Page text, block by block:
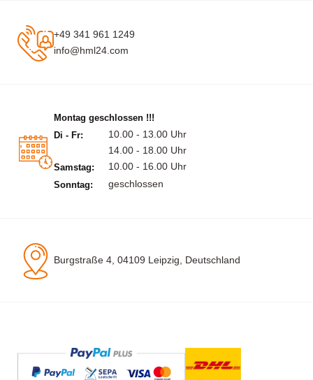
+49 341 961 1249
info@hml24.com
Montag geschlossen !!!
Di - Fr:
10.00 - 13.00 Uhr
14.00 - 18.00 Uhr
Samstag: 10.00 - 16.00 Uhr
Sonntag: geschlossen
Burgstraße 4, 04109 Leipzig, Deutschland